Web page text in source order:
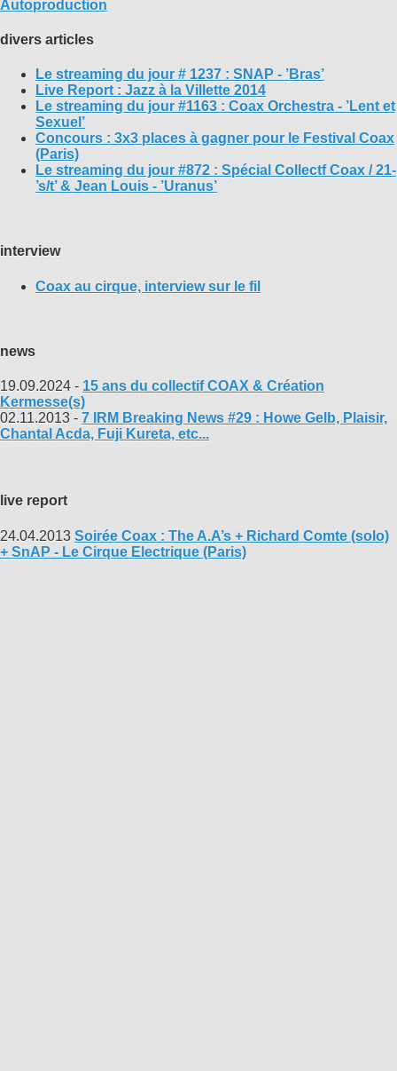
Autoproduction
divers articles
Le streaming du jour # 1237 : SNAP - ’Bras’
Live Report : Jazz à la Villette 2014
Le streaming du jour #1163 : Coax Orchestra - ’Lent et
Sexuel’
Concours : 3x3 places à gagner pour le Festival Coax
(Paris)
Le streaming du jour #872 : Spécial Collectf Coax / 21-
’s/t’ & Jean Louis - ’Uranus’
interview
Coax au cirque, interview sur le fil
news
19.09.2024 - 15 ans du collectif COAX & Création
Kermesse(s)
02.11.2013 - 7 IRM Breaking News #29 : Howe Gelb, Plaisir,
Chantal Acda, Fuji Kureta, etc...
live report
24.04.2013 Soirée Coax : The A.A’s + Richard Comte (solo)
+ SnAP - Le Cirque Electrique (Paris)